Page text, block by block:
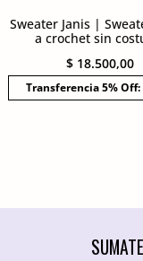
Sweater Janis |
a crochet sin
$ 18.500,00
Transferencia 5% Off: